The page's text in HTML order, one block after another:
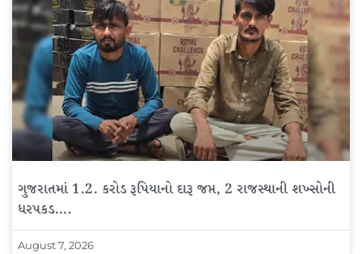
ગુજરાતમાં 1.2. કરોડ રૂપિયાનો દારૂ જપ્ત, 2 રાજસ્થાની શખ્સોની
ધરપકડ….
August 7, 2026